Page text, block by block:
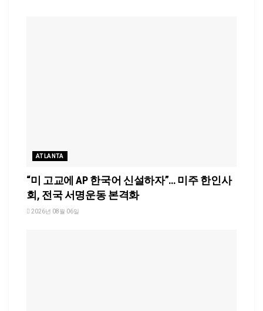
ATLANTA
“미 고교에 AP 한국어 신설하자”… 미주 한인사
회, 전국 서명운동 본격화
2026년 08월 06일